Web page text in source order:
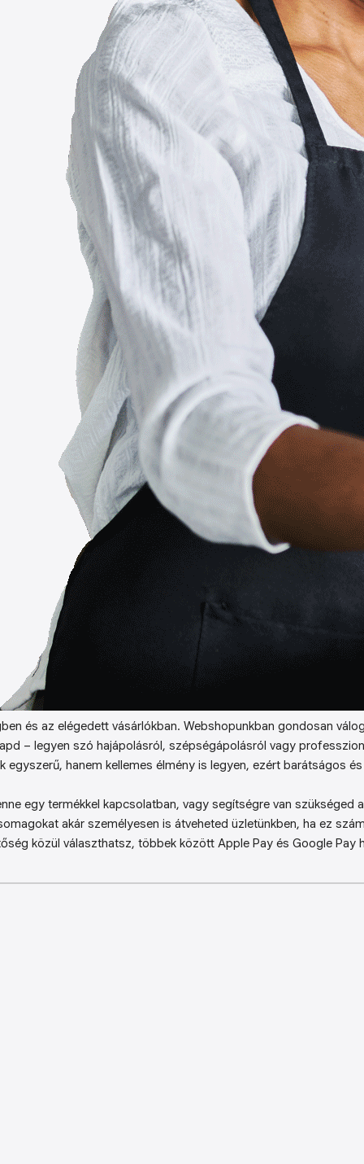
és az elégedett vásárlókban. Webshopunkban gondosan
– legyen szó hajápolásról, szépségápolásról vagy
egyszerű, hanem kellemes élmény is legyen, ezért barátságos
egy termékkel kapcsolatban, vagy segítségre van szükséged
akár személyesen is átveheted üzletünkben, ha ez
közül választhatsz, többek között Apple Pay és Google Pay